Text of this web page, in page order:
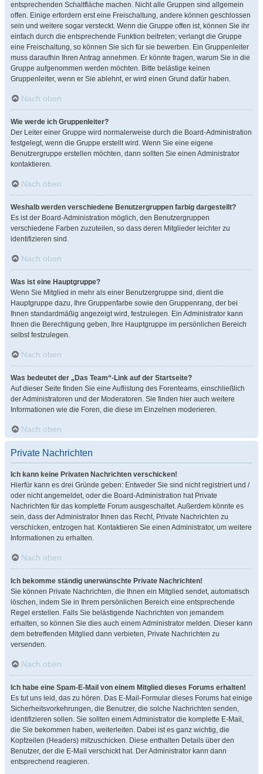
entsprechenden Schaltfläche machen. Nicht alle Gruppen sind allgemein
offen. Einige erfordern erst eine Freischaltung, andere können geschlossen
sein und weitere sogar versteckt. Wenn die Gruppe offen ist, können Sie ihr
einfach durch die entsprechende Funktion beitreten; verlangt die Gruppe
eine Freischaltung, so können Sie sich für sie bewerben. Ein Gruppenleiter
muss daraufhin Ihren Antrag annehmen. Er könnte fragen, warum Sie in die
Gruppe aufgenommen werden möchten. Bitte belästige keinen
Gruppenleiter, wenn er Sie ablehnt, er wird einen Grund dafür haben.
Nach oben
Wie werde ich Gruppenleiter?
Der Leiter einer Gruppe wird normalerweise durch die Board-Administration
festgelegt, wenn die Gruppe erstellt wird. Wenn Sie eine eigene
Benutzergruppe erstellen möchten, dann sollten Sie einen Administrator
kontaktieren.
Nach oben
Weshalb werden verschiedene Benutzergruppen farbig dargestellt?
Es ist der Board-Administration möglich, den Benutzergruppen
verschiedene Farben zuzuteilen, so dass deren Mitglieder leichter zu
identifizieren sind.
Nach oben
Was ist eine Hauptgruppe?
Wenn Sie Mitglied in mehr als einer Benutzergruppe sind, dient die
Hauptgruppe dazu, Ihre Gruppenfarbe sowie den Gruppenrang, der bei
Ihnen standardmäßig angezeigt wird, festzulegen. Ein Administrator kann
Ihnen die Berechtigung geben, Ihre Hauptgruppe im persönlichen Bereich
selbst festzulegen.
Nach oben
Was bedeutet der „Das Team“-Link auf der Startseite?
Auf dieser Seite finden Sie eine Auflistung des Forenteams, einschließlich
der Administratoren und der Moderatoren. Sie finden hier auch weitere
Informationen wie die Foren, die diese im Einzelnen moderieren.
Nach oben
Private Nachrichten
Ich kann keine Privaten Nachrichten verschicken!
Hierfür kann es drei Gründe geben: Entweder Sie sind nicht registriert und /
oder nicht angemeldet, oder die Board-Administration hat Private
Nachrichten für das komplette Forum ausgeschaltet. Außerdem könnte es
sein, dass der Administrator Ihnen das Recht, Private Nachrichten zu
verschicken, entzogen hat. Kontaktieren Sie einen Administrator, um weitere
Informationen zu erhalten.
Nach oben
Ich bekomme ständig unerwünschte Private Nachrichten!
Sie können Private Nachrichten, die Ihnen ein Mitglied sendet, automatisch
löschen, indem Sie in Ihrem persönlichen Bereich eine entsprechende
Regel erstellen. Falls Sie belästigende Nachrichten von jemandem
erhalten, so können Sie dies auch einem Administrator melden. Dieser kann
dem betreffenden Mitglied dann verbieten, Private Nachrichten zu
versenden.
Nach oben
Ich habe eine Spam-E-Mail von einem Mitglied dieses Forums erhalten!
Es tut uns leid, das zu hören. Das E-Mail-Formular dieses Forums hat einige
Sicherheitsvorkehrungen, die Benutzer, die solche Nachrichten senden,
identifizieren sollen. Sie sollten einem Administrator die komplette E-Mail,
die Sie bekommen haben, weiterleiten. Dabei ist es ganz wichtig, die
Kopfzeilen (Headers) mitzuschicken. Diese enthalten Details über den
Benutzer, der die E-Mail verschickt hat. Der Administrator kann dann
entsprechend reagieren.